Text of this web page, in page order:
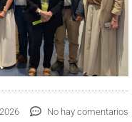
No hay comentarios